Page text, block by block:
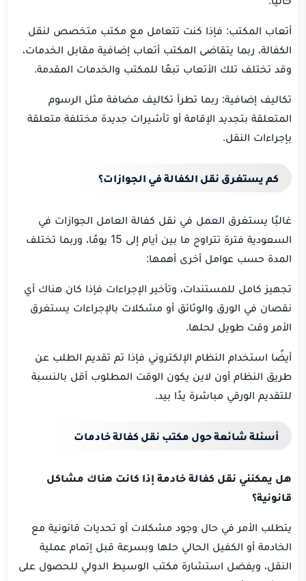
أتعاب المكتب: فإذا كنت تتعامل مع مكتب متخصص لنقل
الكفالة، ربما يتقاضى المكتب أتعاب إضافية مقابل الخدمات،
وقد تختلف تلك الأتعاب تبعًا للمكتب والخدمات المقدمة.
تكاليف إضافية: ربما تطرأ تكاليف مضافة مثل الرسوم
المتعلقة بتجديد الإقامة أو تأشيرات جديدة مختلفة متعلقة
بإجراءات النقل.
كم يستغرق نقل الكفالة في الجوازات؟
غالبًا يستغرق العمل في نقل كفالة العامل الجوازات في
السعودية فترة تتراوح ما بين أيام إلى 15 يومًا، وربما تختلف
المدة حسب عوامل أخرى أهمها:
تجهيز كامل للمستندات، وتأخير الإجراءات فإذا كان هناك أي
نقصان في الورق والوثائق أو مشكلات بالإجراءات يستغرق
الأمر وقت طويل لحلها.
أيضًا استخدام النظام الإلكتروني فإذا تم تقديم الطلب عن
طريق النظام أون لاين يكون الوقت المطلوب أقل بالنسبة
للتقديم الورقي مباشرة يدًا بيد.
أسئلة شائعة حول مكتب نقل كفالة خادمات
هل يمكنني نقل كفالة خادمة إذا كانت هناك مشاكل
قانونية؟
يتطلب الأمر في حال وجود مشكلات أو تحديات قانونية مع
الخادمة أو الكفيل الحالي حلها وبسرعة قبل إتمام عملية
النقل، ويفضل استشارة مكتب الوسيط الدولي للحصول على